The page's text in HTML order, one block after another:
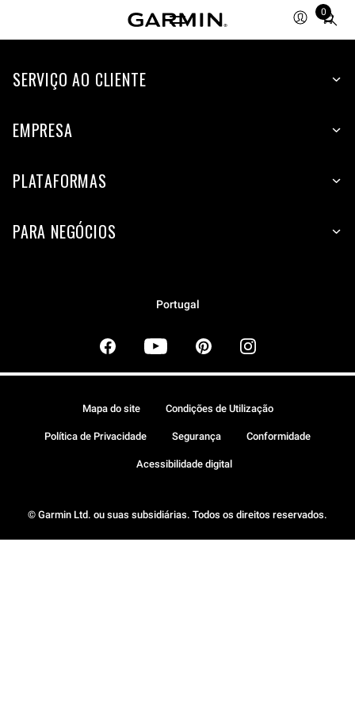
0
Total
items
cart:
SERVIÇO AO CLIENTE
EMPRESA
PLATAFORMAS
PARA NEGÓCIOS
Portugal
© Garmin Ltd. ou suas subsidiárias. Todos os direitos reservados.
Mapa do site Condições de Utilização
Política de Privacidade Segurança Conformidade
Acessibilidade digital